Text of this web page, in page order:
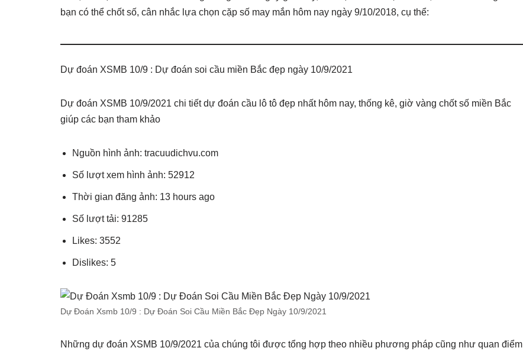
bạn có thể chốt số, cân nhắc lựa chọn cặp số may mắn hôm nay ngày 9/10/2018, cụ thể:
Dự đoán XSMB 10/9 : Dự đoán soi cầu miền Bắc đẹp ngày 10/9/2021
Dự đoán XSMB 10/9/2021 chi tiết dự đoán cầu lô tô đẹp nhất hôm nay, thống kê, giờ vàng chốt số miền Bắc
giúp các bạn tham khảo
Nguồn hình ảnh: tracuudichvu.com
Số lượt xem hình ảnh: 52912
Thời gian đăng ảnh: 13 hours ago
Số lượt tải: 91285
Likes: 3552
Dislikes: 5
Dự Đoán Xsmb 10/9 : Dự Đoán Soi Cầu Miền Bắc Đẹp Ngày 10/9/2021
Những dự đoán XSMB 10/9/2021 của chúng tôi được tổng hợp theo nhiều phương pháp cũng như quan điểm